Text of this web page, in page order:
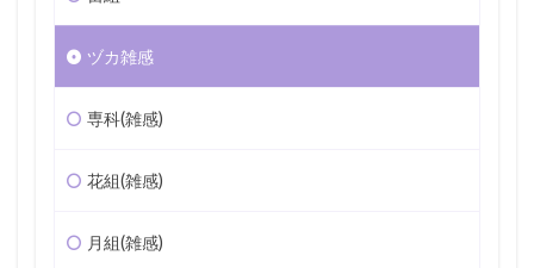
ヅカ雑感
専科(雑感)
花組(雑感)
月組(雑感)